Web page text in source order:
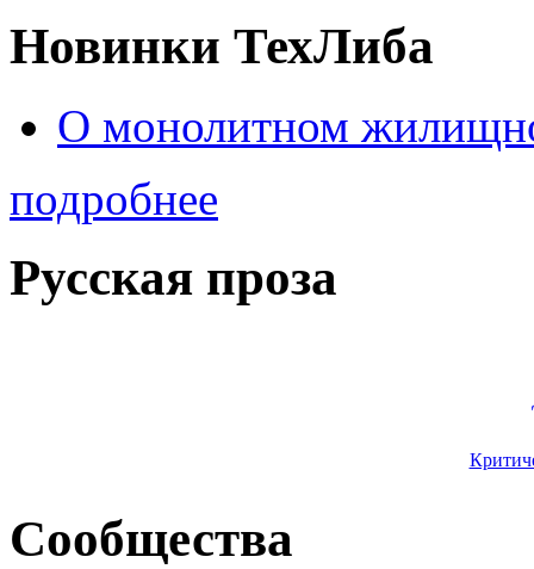
Новинки ТехЛиба
О монолитном
подробнее
Русская проза
Сообщества